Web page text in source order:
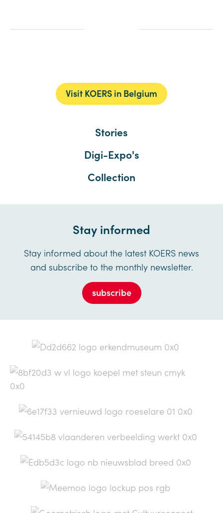
Visit KOERS in Belgium
Stories
Digi-Expo's
Collection
Stay informed
Stay informed about the latest KOERS news
and subscribe to the monthly newsletter.
subscribe